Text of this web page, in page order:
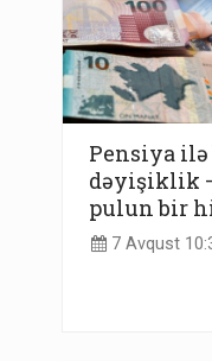
Pensiya ilə
dəyişiklik
pulun bir
7 Avqust